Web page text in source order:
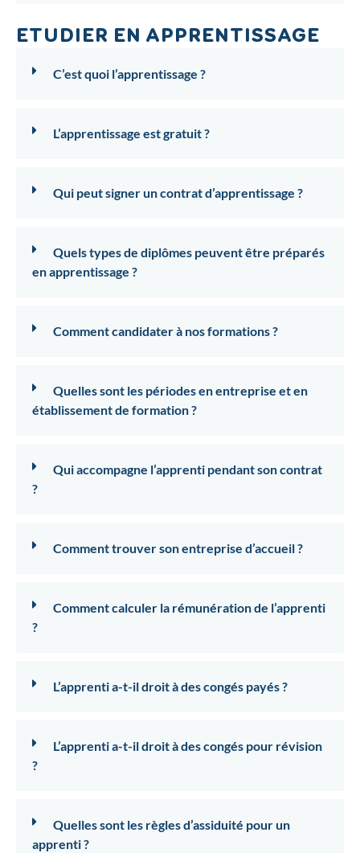
ETUDIER EN APPRENTISSAGE
C’est quoi l’apprentissage ?
L’apprentissage est gratuit ?
Qui peut signer un contrat d’apprentissage ?
Quels types de diplômes peuvent être préparés
en apprentissage ?
Comment candidater à nos formations ?
Quelles sont les périodes en entreprise et en
établissement de formation ?
Qui accompagne l’apprenti pendant son contrat
?
Comment trouver son entreprise d’accueil ?
Comment calculer la rémunération de l’apprenti
?
L’apprenti a-t-il droit à des congés payés ?
L’apprenti a-t-il droit à des congés pour révision
?
Quelles sont les règles d’assiduité pour un
apprenti ?